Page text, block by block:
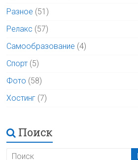
Разное (51)
Релакс (57)
Самообразование (4)
Спорт (5)
Фото (58)
Хостинг (7)
Поиск